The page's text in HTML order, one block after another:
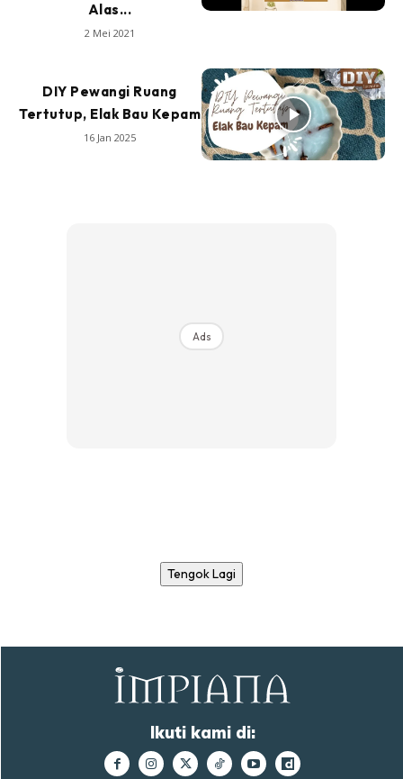
Alas...
2 Mei 2021
DIY Pewangi Ruang
Tertutup, Elak Bau Kepam
16 Jan 2025
Ads
Tengok Lagi
Ikuti kami di: